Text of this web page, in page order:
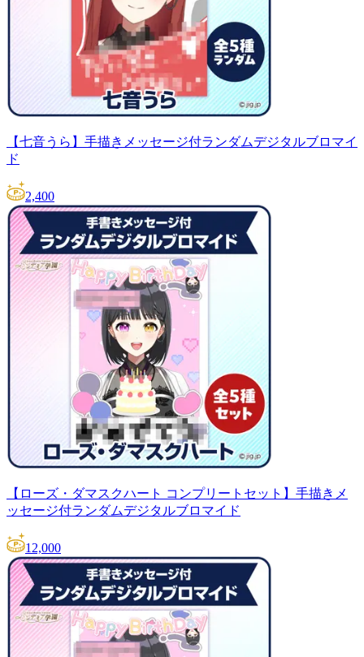
【七音うら】手描きメッセージ付ランダムデジタルブロマイ
ド
2,400
【ローズ・ダマスクハート コンプリートセット】手描きメ
ッセージ付ランダムデジタルブロマイド
12,000